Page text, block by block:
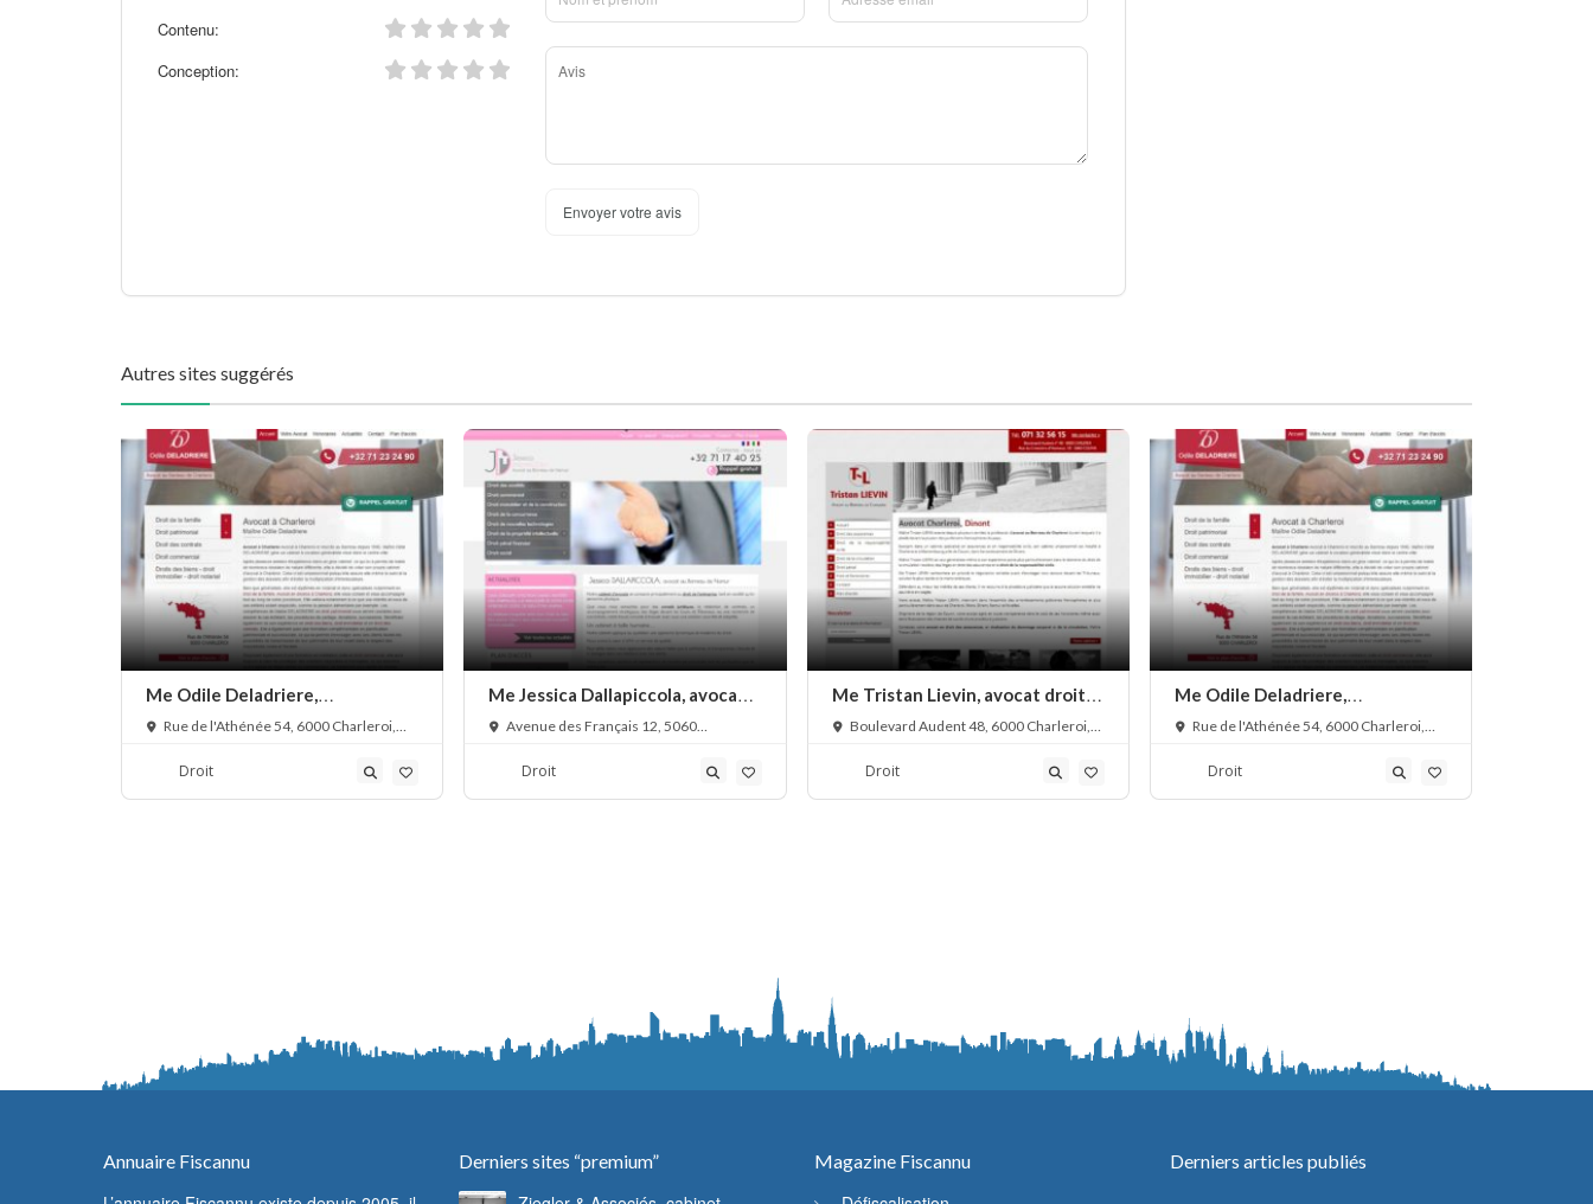
Contenu:
Conception:
Envoyer votre avis
Autres sites suggérés
Me Odile Deladriere,
avocat droit commercial
Rue de l'Athénée 54, 6000 Charleroi,
Droit
Me Jessica Dallapiccola, avocat
droit des sociétés
Avenue des Français 12, 5060
Droit
Me Tristan Lievin, avocat droit
civilBoulevard Audent 48, 6000 Charleroi,
Droit
Me Odile Deladriere,
avocat droit commercial
Rue de l'Athénée 54, 6000 Charleroi,
Droit
Annuaire Fiscannu Derniers sites “premium” Magazine Fiscannu Derniers articles publiés